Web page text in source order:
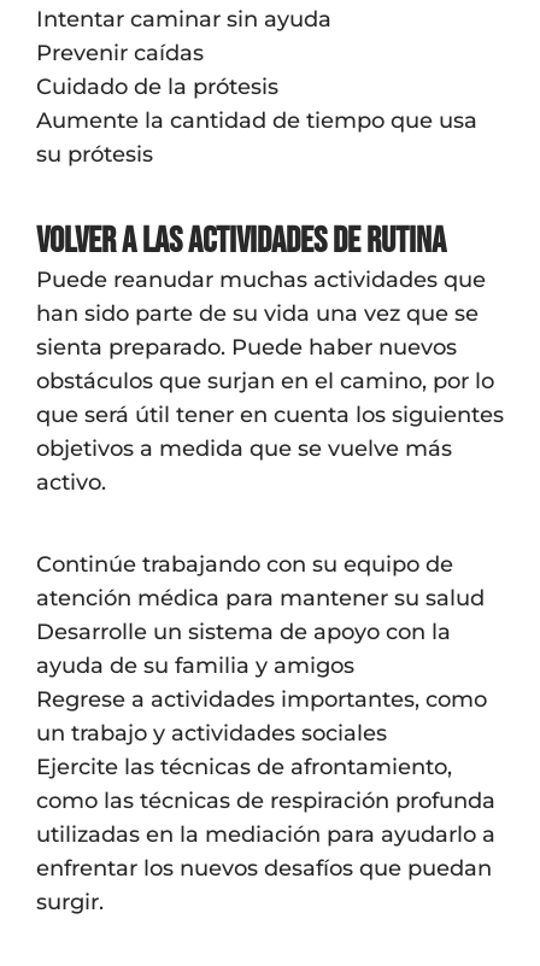
Intentar caminar sin ayuda
Prevenir caídas
Cuidado de la prótesis
Aumente la cantidad de tiempo que usa
su prótesis
Volver a las actividades de rutina
Puede reanudar muchas actividades que
han sido parte de su vida una vez que se
sienta preparado. Puede haber nuevos
obstáculos que surjan en el camino, por lo
que será útil tener en cuenta los siguientes
objetivos a medida que se vuelve más
activo.
Continúe trabajando con su equipo de
atención médica para mantener su salud
Desarrolle un sistema de apoyo con la
ayuda de su familia y amigos
Regrese a actividades importantes, como
un trabajo y actividades sociales
Ejercite las técnicas de afrontamiento,
como las técnicas de respiración profunda
utilizadas en la mediación para ayudarlo a
enfrentar los nuevos desafíos que puedan
surgir.